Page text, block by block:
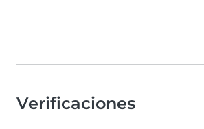
Verificaciones